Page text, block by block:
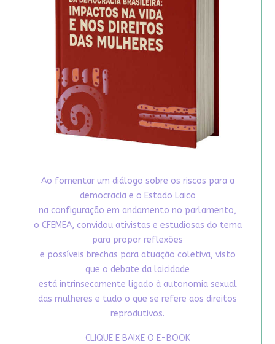
Ao fomentar um diálogo sobre os riscos para a
democracia e o Estado Laico
na configuração em andamento no parlamento,
o CFEMEA, convidou ativistas e estudiosas do tema
para propor reflexões
e possíveis brechas para atuação coletiva, visto
que o debate da laicidade
está intrinsecamente ligado à autonomia sexual
das mulheres e tudo o que se refere aos direitos
reprodutivos.
CLIQUE E BAIXE O E-BOOK